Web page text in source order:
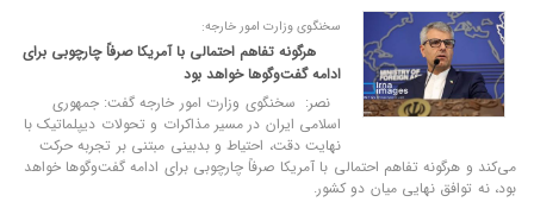
سخنگوی وزارت امور خارجه:
هرگونه تفاهم احتمالی با آمریکا صرفاً چارچوبی برای
ادامه گفت‌وگوها خواهد بود
نصر: سخنگوی وزارت امور خارجه گفت: جمهوری
اسلامی ایران در مسیر مذاکرات و تحولات دیپلماتیک با
نهایت دقت، احتیاط و بدبینی مبتنی بر تجربه حرکت
می‌کند و هرگونه تفاهم احتمالی با آمریکا صرفاً چارچوبی برای ادامه گفت‌وگوها خواهد
بود، نه توافق نهایی میان دو کشور.